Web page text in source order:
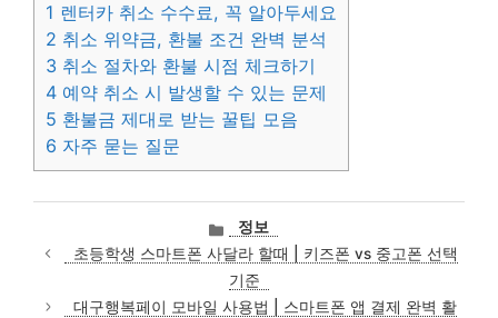
1 렌터카 취소 수수료, 꼭 알아두세요
2 취소 위약금, 환불 조건 완벽 분석
3 취소 절차와 환불 시점 체크하기
4 예약 취소 시 발생할 수 있는 문제
5 환불금 제대로 받는 꿀팁 모음
6 자주 묻는 질문
카
테
고
리
정보
초등학생 스마트폰 사달라 할때 | 키즈폰 vs 중고폰 선택
기준
대구행복페이 모바일 사용법 | 스마트폰 앱 결제 완벽 활